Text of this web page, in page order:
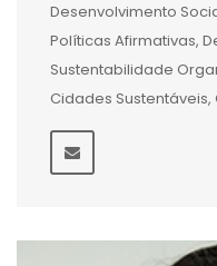
Desenvolvimento
Políticas Afirmativas,
Sustentabilidade
Cidades Sustentáveis,